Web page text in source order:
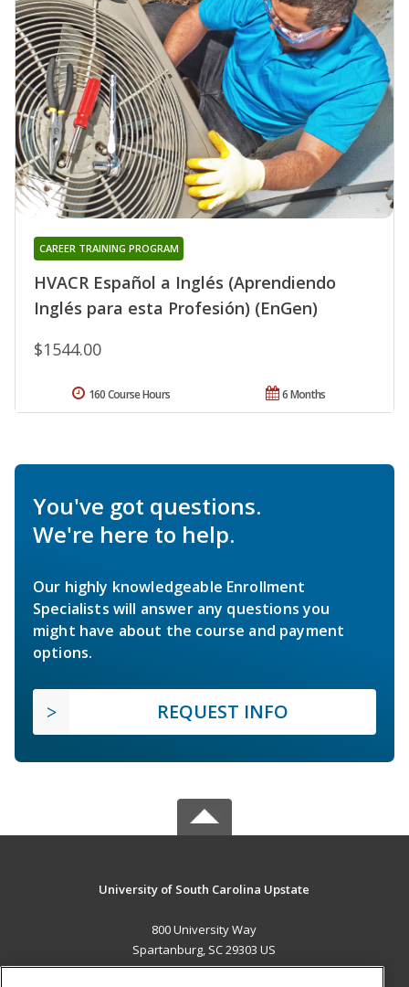
HVACR Español a Inglés (Aprendiendo
Inglés para esta Profesión) (EnGen)
CAREER TRAINING PROGRAM
$1544.00
6 Months
160 Course Hours
You've got questions.
We're here to help.
Our highly knowledgeable Enrollment
Specialists will answer any questions you
might have about the course and payment
options.
REQUEST INFO
University of South Carolina Upstate
800 University Way
Spartanburg, SC 29303 US